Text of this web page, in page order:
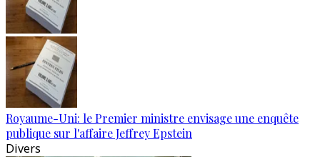
Royaume-Uni: le Premier ministre envisage une enquête
publique sur l'affaire Jeffrey Epstein
Divers